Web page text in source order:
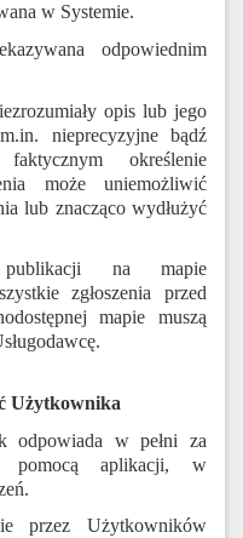
w Systemie.
odpowiednim
opis lub jego
nieprecyzyjne bądź
określenie
może uniemożliwić
lub znacząco wydłużyć
na mapie
zgłoszenia przed
mapie muszą
Użytkownika
odpowiada w pełni za
pomocą aplikacji, w
przez Użytkowników